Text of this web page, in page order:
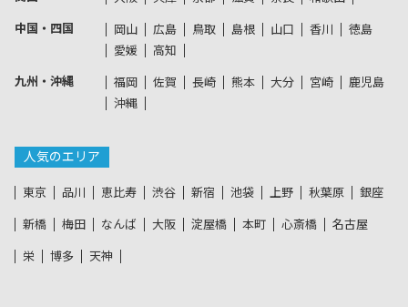
中国・四国 岡山 広島 鳥取 島根 山口 香川
徳島
愛媛
高知
九州・沖縄 福岡 佐賀 長崎 熊本 大分 宮崎
鹿児島
沖縄
人気のエリア
東京 品川 恵比寿 渋谷 新宿 池袋 上野 秋葉原 銀座
新橋 梅田 なんば 大阪 淀屋橋 本町 心斎橋 名古屋
栄 博多 天神